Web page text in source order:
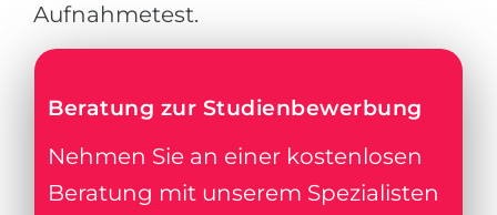
Aufnahmetest.
Beratung zur Studienbewerbung
Nehmen Sie an einer kostenlosen
Beratung mit unserem Spezialisten